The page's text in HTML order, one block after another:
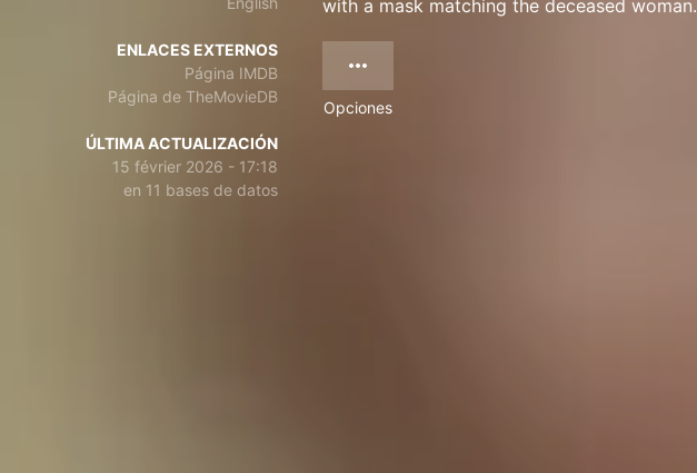
ENLACES EXTERNOS
Página IMDB
Página de TheMovieDB
ÚLTIMA ACTUALIZACIÓN
15 février 2026 - 17:18
en 11 bases de datos
with a mask matching the deceased woman.
Opciones